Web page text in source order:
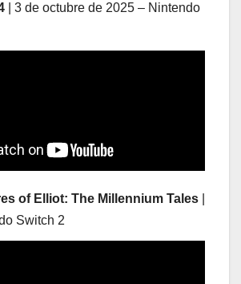
| 3 de octubre de 2025 – Nintendo
of Elliot: The Millennium Tales
Switch 2